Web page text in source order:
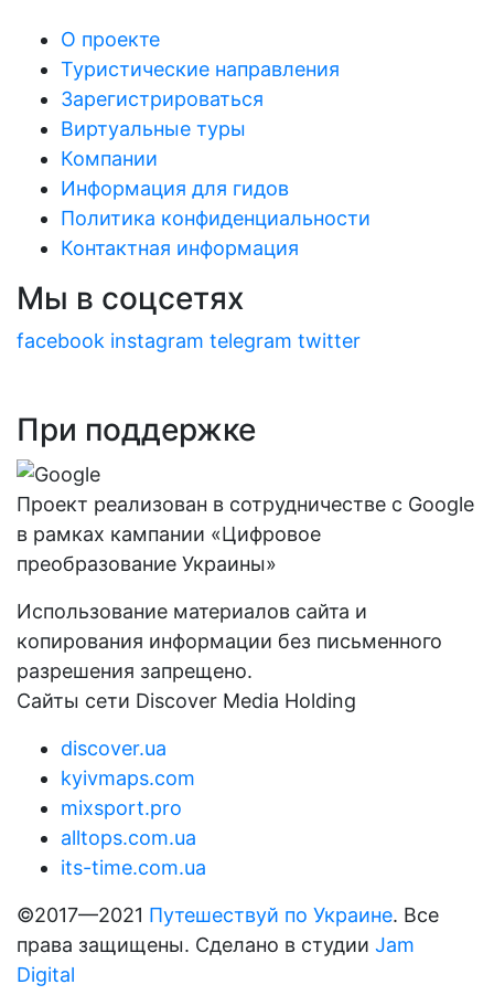
О проекте
Туристические направления
Зарегистрироваться
Виртуальные туры
Компании
Информация для гидов
Политика конфиденциальности
Контактная информация
Мы в соцсетях
facebook instagram telegram twitter
При поддержке
Проект реализован в сотрудничестве с Google
в рамках кампании «Цифровое
преобразование Украины»
Использование материалов сайта и
копирования информации без письменного
разрешения запрещено.
Сайты сети Discover Media Holding
discover.ua
kyivmaps.com
mixsport.pro
alltops.com.ua
its-time.com.ua
©2017—2021 Путешествуй по Украине. Все
права защищены. Сделано в студии Jam
Digital